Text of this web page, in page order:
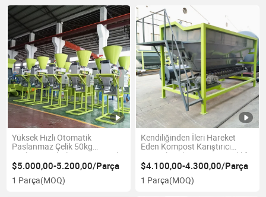
Yüksek Hızlı Otomatik
Paslanmaz Çelik 50kg
Besleme Torbalama Otomatik
Poşet Gübre Paketleme Tartım
Makinesi
$5.000,00-5.200,00/Parça
1 Parça(MOQ)
Kendiliğinden İleri Hareket
Eden Kompost Karıştırıcı
Organik Gübre Yapma Forklift
Besleme Makinesi
$4.100,00-4.300,00/Parça
1 Parça(MOQ)